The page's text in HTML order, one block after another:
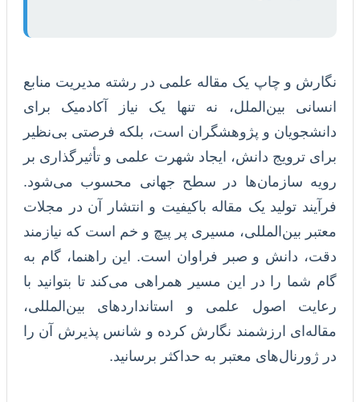
نگارش و چاپ یک مقاله علمی در رشته مدیریت منابع
انسانی بین‌الملل، نه تنها یک نیاز آکادمیک برای
دانشجویان و پژوهشگران است، بلکه فرصتی بی‌نظیر
برای ترویج دانش، ایجاد شهرت علمی و تأثیرگذاری بر
رویه سازمان‌ها در سطح جهانی محسوب می‌شود.
فرآیند تولید یک مقاله باکیفیت و انتشار آن در مجلات
معتبر بین‌المللی، مسیری پر پیچ و خم است که نیازمند
دقت، دانش و صبر فراوان است. این راهنما، گام به
گام شما را در این مسیر همراهی می‌کند تا بتوانید با
رعایت اصول علمی و استانداردهای بین‌المللی،
مقاله‌ای ارزشمند نگارش کرده و شانس پذیرش آن را
در ژورنال‌های معتبر به حداکثر برسانید.